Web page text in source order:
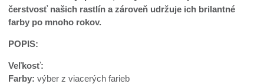
čerstvosť našich rastlín a zároveň udržuje ich brilantné
farby po mnoho rokov.
POPIS:
Veľkosť:
Farby: výber z viacerých farieb